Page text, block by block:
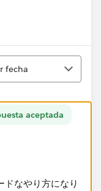
fecha
aceptada
ドなやり方になり